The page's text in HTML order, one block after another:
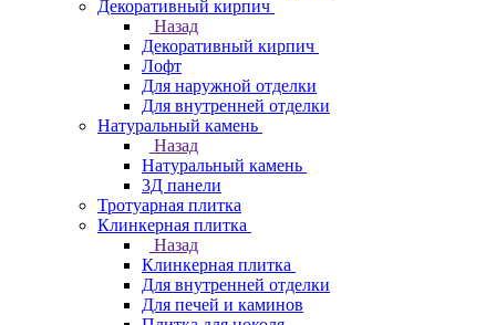
Декоративный кирпич
Назад
Декоративный кирпич
Лофт
Для наружной отделки
Для внутренней отделки
Натуральный камень
Назад
Натуральный камень
3Д панели
Тротуарная плитка
Клинкерная плитка
Назад
Клинкерная плитка
Для внутренней отделки
Для печей и каминов